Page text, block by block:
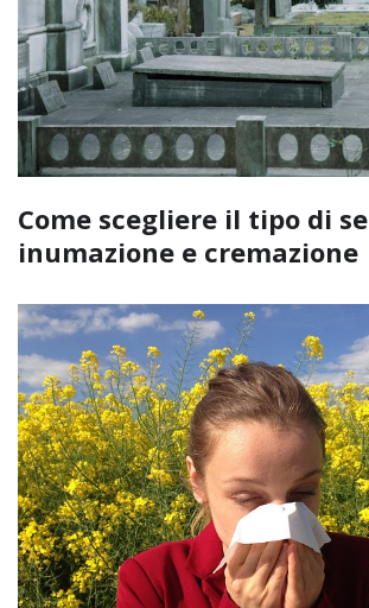
Come scegliere il tipo di
inumazione e cremazione